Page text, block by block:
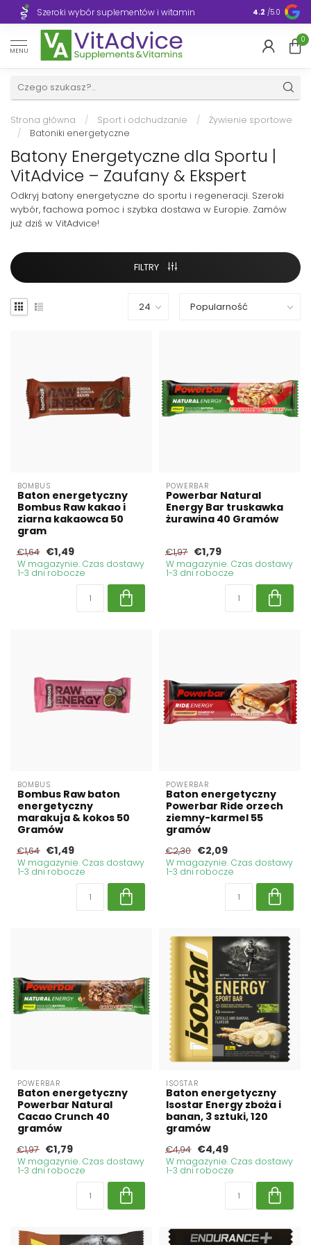
Szeroki wybór suplementów i witamin 4.2 /5.0
MENU
0
Strona główna / Sport i odchudzanie /
Żywienie sportowe
/
Batoniki energetyczne
Batony Energetyczne dla Sportu |
VitAdvice – Zaufany & Ekspert
Odkryj batony energetyczne do sportu i regeneracji. Szeroki
wybór, fachowa pomoc i szybka dostawa w Europie. Zamów
już dziś w VitAdvice!
FILTRY
BOMBUS
Baton energetyczny
Bombus Raw kakao i
ziarna kakaowca 50
gram
€1,64 €1,49
W magazynie. Czas dostawy
1-3 dni robocze
POWERBAR
Powerbar Natural
Energy Bar truskawka
żurawina 40 Gramów
€1,97 €1,79
W magazynie. Czas dostawy
1-3 dni robocze
BOMBUS
Bombus Raw baton
energetyczny
marakuja & kokos 50
Gramów
€1,64 €1,49
W magazynie. Czas dostawy
1-3 dni robocze
POWERBAR
Baton energetyczny
Powerbar Ride orzech
ziemny-karmel 55
gramów
€2,30 €2,09
W magazynie. Czas dostawy
1-3 dni robocze
POWERBAR
Baton energetyczny
Powerbar Natural
Cacao Crunch 40
gramów
€1,97 €1,79
W magazynie. Czas dostawy
1-3 dni robocze
ISOSTAR
Baton energetyczny
Isostar Energy zboża i
banan, 3 sztuki, 120
gramów
€4,94 €4,49
W magazynie. Czas dostawy
1-3 dni robocze